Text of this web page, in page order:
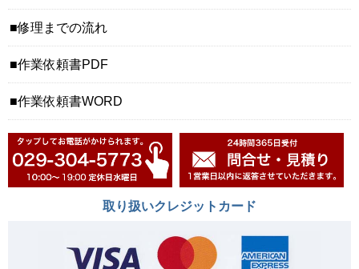
修理までの流れ
作業依頼書PDF
作業依頼書WORD
取り扱いクレジットカード